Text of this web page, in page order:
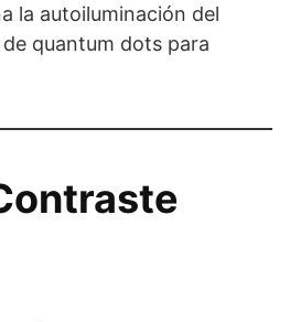
la autoiluminación del
quantum dots para